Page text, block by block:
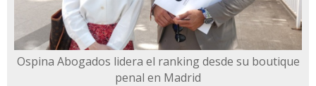
Ospina Abogados lidera el ranking desde su boutique
penal en Madrid